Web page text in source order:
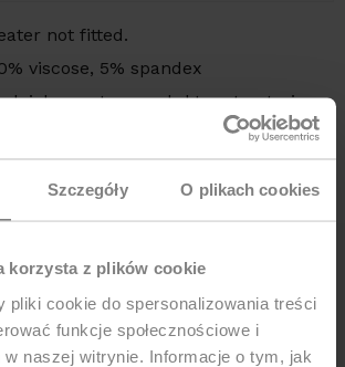
Szczegóły O plikach cookies
korzysta z plików cookie
pliki cookie do spersonalizowania treści
funkcje społecznościowe i
w naszej witrynie. Informacje o tym, jak
not fitted.
viscose, 5% spandex
za ten produkt na terytorium
Lipowa 22/24, 42-202 Częstochowa,
+48 535 123 772, e-mail: